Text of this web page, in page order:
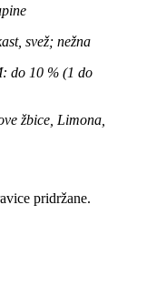
svež; nežna
do 10 % (1 do
žbice, Limona,
pridržane.